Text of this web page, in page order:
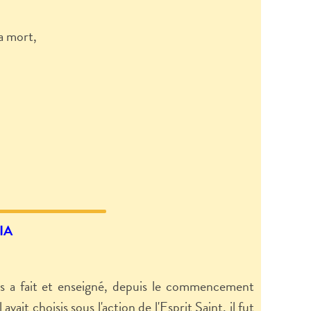
mort,
fait et enseigné, depuis le commencement
choisis sous l'action de l'Esprit Saint, il fut